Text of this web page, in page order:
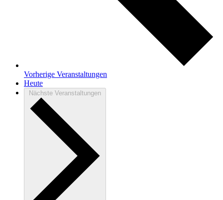
Vorherige Veranstaltungen
Heute
Nächste Veranstaltungen